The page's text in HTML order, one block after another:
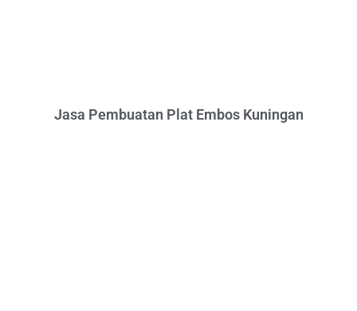
Jasa Pembuatan Plat Embos Kuningan